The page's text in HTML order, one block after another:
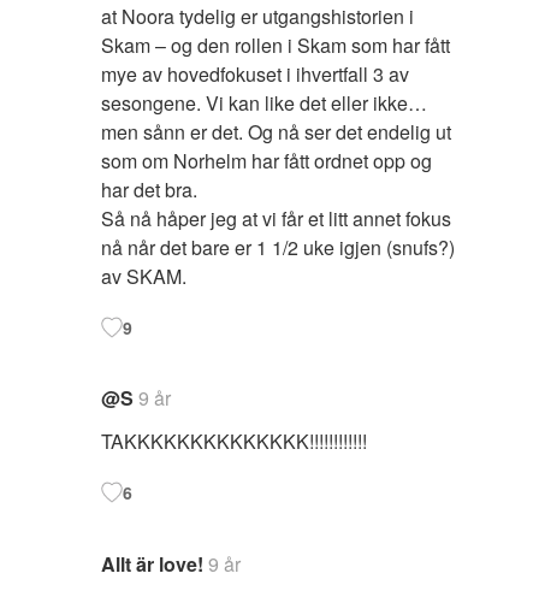
at Noora tydelig er utgangshistorien i
Skam – og den rollen i Skam som har fått
mye av hovedfokuset i ihvertfall 3 av
sesongene. Vi kan like det eller ikke…
men sånn er det. Og nå ser det endelig ut
som om Norhelm har fått ordnet opp og
har det bra.
Så nå håper jeg at vi får et litt annet fokus
nå når det bare er 1 1/2 uke igjen (snufs?)
av SKAM.
9
@S 9 år
TAKKKKKKKKKKKKKK!!!!!!!!!!!!
6
Allt är love! 9 år